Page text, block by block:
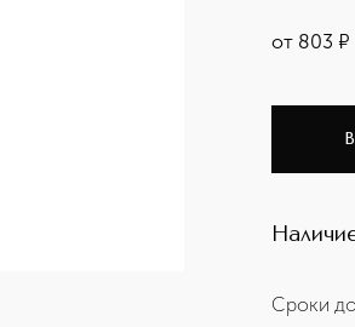
от 803 ¤
Сроки